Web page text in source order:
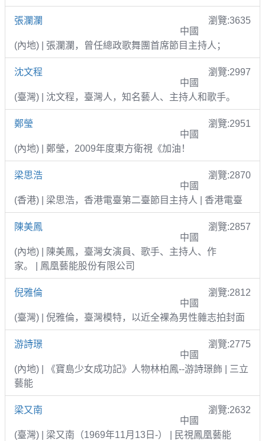
張瀾瀾
瀏覽:3635
中國
(內地) | 張瀾瀾，曾任總政歌舞團首席節目主持人；
沈文程
瀏覽:2997
中國
(臺灣) | 沈文程，臺灣人，知名藝人、主持人和歌手。
鄭瑩
瀏覽:2951
中國
(內地) | 鄭瑩，2009年度東方衛視《加油！
梁思浩
瀏覽:2870
中國
(香港) | 梁思浩，香港電臺第二臺節目主持人 | 香港電臺
陳美鳳
瀏覽:2857
中國
(內地) | 陳美鳳，臺灣女演員、歌手、主持人、作
家。 | 鳳凰藝能股份有限公司
倪雅倫
瀏覽:2812
中國
(臺灣) | 倪雅倫，臺灣模特，以近全裸為男性雜志拍封面
游詩璟
瀏覽:2775
中國
(內地) | 《寶島少女成功記》人物林柏鳳--游詩璟飾 | 三立
藝能
梁又南
瀏覽:2632
中國
(臺灣) | 梁又南（1969年11月13日-） | 民視鳳凰藝能